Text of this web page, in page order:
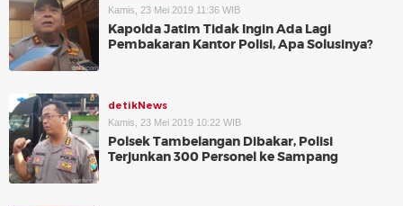
Kamis, 23 Mei 2019 11:36 WIB
Kapolda Jatim Tidak Ingin Ada Lagi
Pembakaran Kantor Polisi, Apa Solusinya?
detikNews
Kamis, 23 Mei 2019 10:22 WIB
Polsek Tambelangan Dibakar, Polisi
Terjunkan 300 Personel ke Sampang